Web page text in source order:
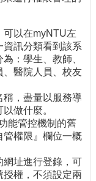
可以在myNTU左
訊分類看到該系
：學生、教師、
、醫院人員、校友
稱，盡量以服務導
做什麼。
能管控機制的舊
管權限』欄位一概
網址進行登錄，可
權，不須設定兩